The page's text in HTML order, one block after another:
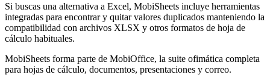
Si buscas una alternativa a Excel, MobiSheets incluye herramientas
integradas para encontrar y quitar valores duplicados manteniendo la
compatibilidad con archivos XLSX y otros formatos de hoja de
cálculo habituales.
MobiSheets forma parte de MobiOffice, la suite ofimática completa
para hojas de cálculo, documentos, presentaciones y correo.